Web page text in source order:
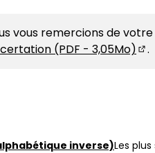
vous remercions de
(PDF - 3,05Mo) .
inverse)Les plus